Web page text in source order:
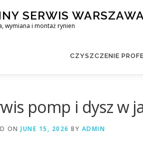
SERWIS WARSZAWA
wymiana i montaż rynien
CZYSZCZENIE
pomp i dysz w
ON JUNE 15, 2026 BY ADMIN